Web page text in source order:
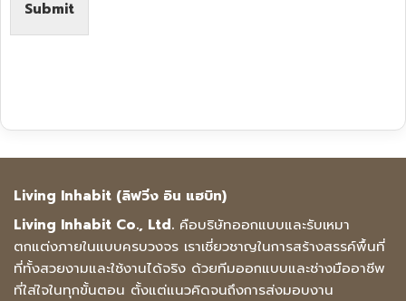
Submit
Living Inhabit (ลิฟวิ่ง อิน แฮบิท)
Living Inhabit Co., Ltd. คือบริษัทออกแบบและรับเหมา
ตกแต่งภายในแบบครบวงจร เราเชี่ยวชาญในการสร้างสรรค์พื้นที่
ที่ทั้งสวยงามและใช้งานได้จริง ด้วยทีมออกแบบและช่างมืออาชีพ
ที่ใส่ใจในทุกขั้นตอน ตั้งแต่แนวคิดจนถึงการส่งมอบงาน